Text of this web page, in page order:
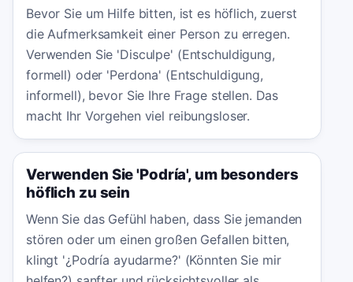
Bevor Sie um Hilfe bitten, ist es höflich, zuerst
die Aufmerksamkeit einer Person zu erregen.
Verwenden Sie 'Disculpe' (Entschuldigung,
formell) oder 'Perdona' (Entschuldigung,
informell), bevor Sie Ihre Frage stellen. Das
macht Ihr Vorgehen viel reibungsloser.
Verwenden Sie 'Podría', um besonders
höflich zu sein
Wenn Sie das Gefühl haben, dass Sie jemanden
stören oder um einen großen Gefallen bitten,
klingt '¿Podría ayudarme?' (Könnten Sie mir